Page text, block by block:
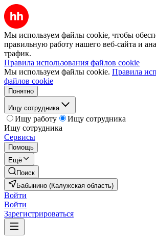
Мы используем файлы cookie, чтобы
правильную работу нашего веб-сайта и
трафик.
Правила использования файлов cookie
Мы используем файлы cookie. Правила
файлов cookie
Понятно
Ищу сотрудника
Ищу работу
Ищу сотрудника
Ищу сотрудника
Сервисы
Помощь
Ещё
Поиск
Бабынино (Калужская область)
Войти
Войти
Зарегистрироваться